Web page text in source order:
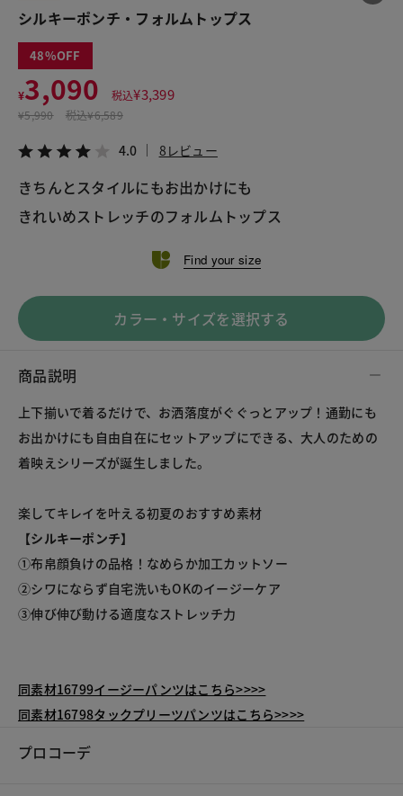
シルキーポンチ・フォルムトップス
48
¥3,090 税込¥3,399
¥5,990 税込¥6,589
4.0 8レビュー
きちんとスタイルにもお出かけにも
きれいめストレッチのフォルムトップス
Find your size
カラー・サイズを選択する
商品説明
上下揃いで着るだけで、お洒落度がぐぐっとアップ！通勤にも
お出かけにも自由自在にセットアップにできる、大人のための
着映えシリーズが誕生しました。
楽してキレイを叶える初夏のおすすめ素材
【シルキーポンチ】
①布帛顔負けの品格！なめらか加工カットソー
②シワにならず自宅洗いもOKのイージーケア
③伸び伸び動ける適度なストレッチ力
同素材16799イージーパンツはこちら>>>>
同素材16798タックプリーツパンツはこちら>>>>
プロコーデ
この商品をシェアする
¥3,090
税込¥3,399
LINE X メール